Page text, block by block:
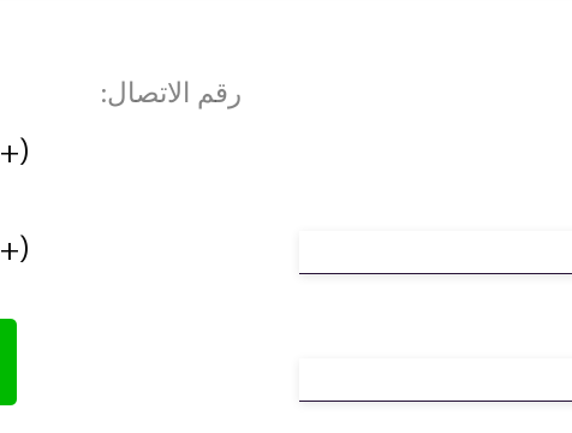
رقم الاتصال:
(+66) 88 448 6718
(+66) 93 692 5999